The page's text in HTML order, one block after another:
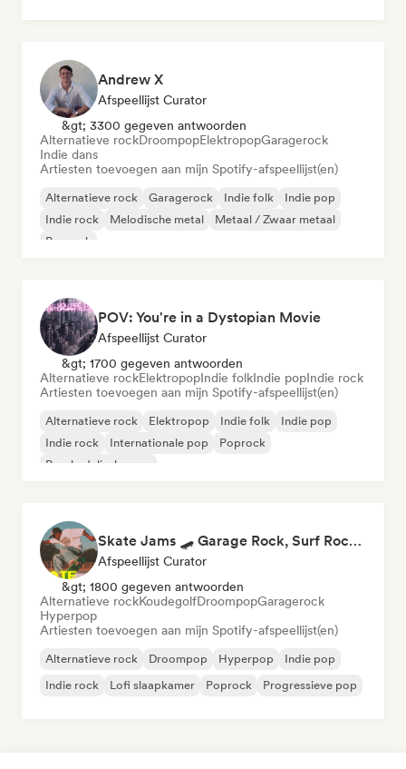
Andrew X
Afspeellijst Curator
&gt; 3300 gegeven antwoorden
Alternatieve rockDroompopElektropopGaragerock
Indie dans
Artiesten toevoegen aan mijn Spotify-afspeellijst(en)
Alternatieve rock Garagerock Indie folk
Indie pop
Indie rock
Melodische metal
Metaal / Zwaar metaal
Poprock
POV: You're in a Dystopian Movie
Afspeellijst Curator
&gt; 1700 gegeven antwoorden
Alternatieve rockElektropopIndie folkIndie popIndie rock
Artiesten toevoegen aan mijn Spotify-afspeellijst(en)
Alternatieve rock Elektropop Indie folk
Indie pop
Indie rock
Internationale pop
Poprock
Psychedelische pop
Skate Jams 🛹 Garage Rock, Surf Rock & Neo-Psych
Afspeellijst Curator
&gt; 1800 gegeven antwoorden
Alternatieve rockKoudegolfDroompopGaragerock
Hyperpop
Artiesten toevoegen aan mijn Spotify-afspeellijst(en)
Alternatieve rock Droompop Hyperpop
Indie pop
Indie rock
Lofi slaapkamer Poprock Progressieve pop